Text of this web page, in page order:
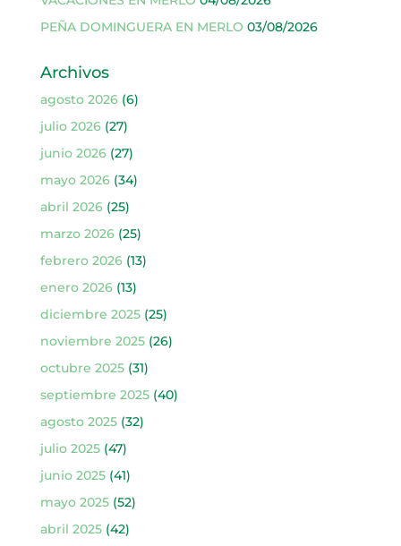
PEÑA DOMINGUERA EN MERLO 03/08/2026
Archivos
agosto 2026(6)
julio 2026(27)
junio 2026(27)
mayo 2026(34)
abril 2026(25)
marzo 2026(25)
febrero 2026(13)
enero 2026(13)
diciembre 2025(25)
noviembre 2025(26)
octubre 2025(31)
septiembre 2025(40)
agosto 2025(32)
julio 2025(47)
junio 2025(41)
mayo 2025(52)
abril 2025(42)